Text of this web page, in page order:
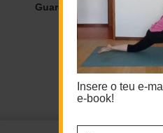
Guardar o meu nome,
para a próxima vez
Insere o teu e-
e-book!